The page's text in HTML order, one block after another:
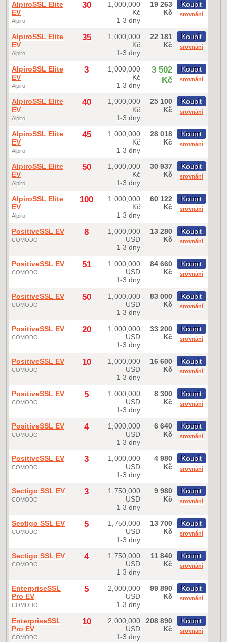
AlpiroSSL Elite
EV
Alpiro
30
1,000,000
Kč
1-3 dny
19 263
Kč
Koupit
srovnání
AlpiroSSL Elite
EV
Alpiro
35
1,000,000
Kč
1-3 dny
22 181
Kč
Koupit
srovnání
AlpiroSSL Elite
EV
Alpiro
3
1,000,000
Kč
1-3 dny
3 502
Kč
Koupit
srovnání
AlpiroSSL Elite
EV
Alpiro
40
1,000,000
Kč
1-3 dny
25 100
Kč
Koupit
srovnání
AlpiroSSL Elite
EV
Alpiro
45
1,000,000
Kč
1-3 dny
28 018
Kč
Koupit
srovnání
AlpiroSSL Elite
EV
Alpiro
50
1,000,000
Kč
1-3 dny
30 937
Kč
Koupit
srovnání
AlpiroSSL Elite
EV
Alpiro
100
1,000,000
Kč
1-3 dny
60 122
Kč
Koupit
srovnání
PositiveSSL EV
COMODO
8
1,000,000
USD
1-3 dny
13 280
Kč
Koupit
srovnání
PositiveSSL EV
COMODO
51
1,000,000
USD
1-3 dny
84 660
Kč
Koupit
srovnání
PositiveSSL EV
COMODO
50
1,000,000
USD
1-3 dny
83 000
Kč
Koupit
srovnání
PositiveSSL EV
COMODO
20
1,000,000
USD
1-3 dny
33 200
Kč
Koupit
srovnání
PositiveSSL EV
COMODO
10
1,000,000
USD
1-3 dny
16 600
Kč
Koupit
srovnání
PositiveSSL EV
COMODO
5
1,000,000
USD
1-3 dny
8 300
Kč
Koupit
srovnání
PositiveSSL EV
COMODO
4
1,000,000
USD
1-3 dny
6 640
Kč
Koupit
srovnání
PositiveSSL EV
COMODO
3
1,000,000
USD
1-3 dny
4 980
Kč
Koupit
srovnání
Sectigo SSL EV
COMODO
3
1,750,000
USD
1-3 dny
9 980
Kč
Koupit
srovnání
Sectigo SSL EV
COMODO
5
1,750,000
USD
1-3 dny
13 700
Kč
Koupit
srovnání
Sectigo SSL EV
COMODO
4
1,750,000
USD
1-3 dny
11 840
Kč
Koupit
srovnání
EnterpriseSSL
Pro EV
COMODO
5
2,000,000
USD
1-3 dny
99 890
Kč
Koupit
srovnání
EnterpriseSSL
Pro EV
COMODO
10
2,000,000
USD
1-3 dny
208 890
Kč
Koupit
srovnání